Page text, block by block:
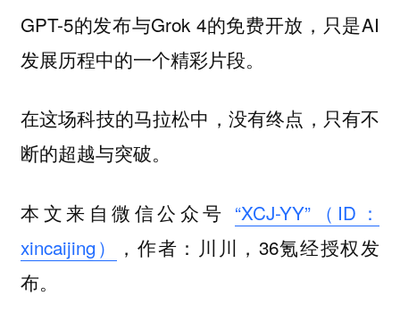
GPT-5的发布与Grok 4的免费开放，只是AI
发展历程中的一个精彩片段。
在这场科技的马拉松中，没有终点，只有不
断的超越与突破。
本文来自微信公众号 “XCJ-YY”（ID：
xincaijing）
，作者：川川，36氪经授权发
布。